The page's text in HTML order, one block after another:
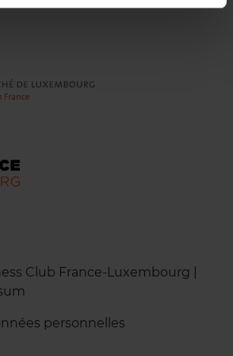
Club France-Luxembourg |
personnelles